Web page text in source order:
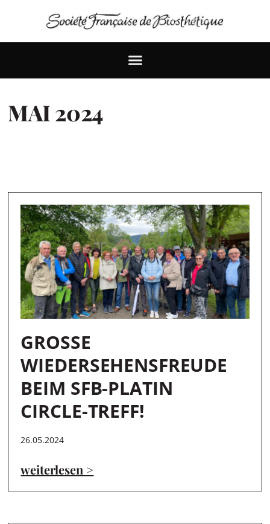
MAI 2024
GROSSE W
IEDERSEHENSFREUDE B
EIM SFB-PLATIN C
IRCLE-TREFF!
26.05.2024
weiterlesen >